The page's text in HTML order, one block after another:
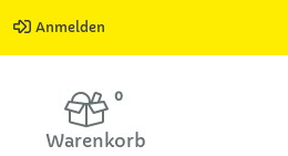
Anmelden
0
Warenkorb